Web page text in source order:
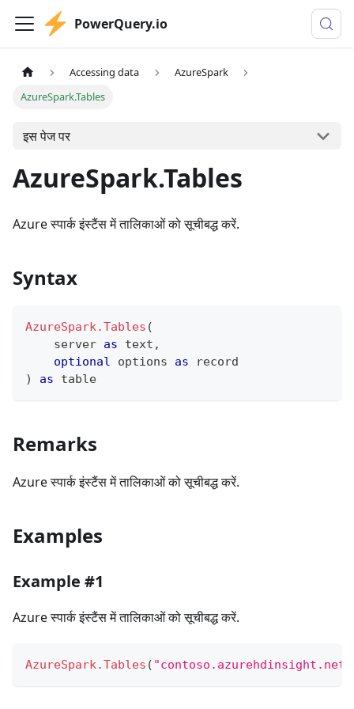
PowerQuery.io
Accessing data
AzureSpark
AzureSpark.Tables
इस पेज पर
AzureSpark.Tables
Azure स्पार्क इंस्टैंस में तालिकाओं को सूचीबद्ध करें.
Syntax
AzureSpark.Tables (
    server
as text ,
optional options as
record
)
as table
Remarks
Azure स्पार्क इंस्टैंस में तालिकाओं को सूचीबद्ध करें.
Examples
Example #1
Azure स्पार्क इंस्टैंस में तालिकाओं को सूचीबद्ध करें.
AzureSpark.Tables ( "contoso.azurehdinsight.net"